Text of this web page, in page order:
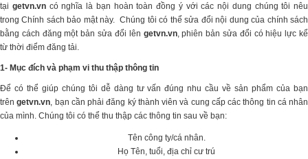
tại getvn.vncó nghĩa là bạn hoàn toàn đồng ý với các nội dung chúng tôi nêu
trong Chính sách bảo mật này. Chúng tôi có thể sửa đổi nội dung của chính sách
bằng cách đăng một bản sửa đổi lên getvn.vn, phiên bản sửa đổi có hiệu lực kể
từ thời điểm đăng tải.
1- Mục đích và phạm vi thu thập thông tin
Để có thể giúp chúng tôi dễ dàng tư vấn đúng nhu cầu về sản phẩm của bạn
trêngetvn.vn, bạn cần phải đăng ký thành viên và cung cấp các thông tin cá nhân
của mình. Chúng tôi có thể thu thập các thông tin sau về bạn:
Tên công ty/cá nhân.
Họ Tên, tuổi, địa chỉ cư trú